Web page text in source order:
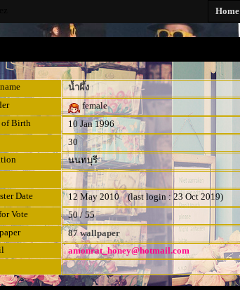
Home
น้ำผึ้ง
female
of Birth
10 Jan 1996
30
นนทบุรี
Date
12 May 2010 (last login : 23 Oct 2019)
Vote
50 / 55
87 wallpaper
amonrat_honey@hotmail.com